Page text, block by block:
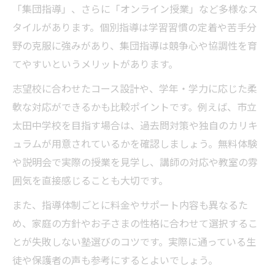
「集団指導」、さらに「オンライン授業」など多様なス
タイルがあります。個別指導は学習習慣の定着や苦手分
野の克服に強みがあり、集団指導は競争心や協調性を育
てやすいというメリットがあります。
志望校に合わせたコース設計や、学年・学力に応じた柔
軟な対応ができるかも比較ポイントです。例えば、市立
太田中学校を目指す場合は、過去問対策や独自のカリキ
ュラムが用意されているかを確認しましょう。無料体験
や説明会で実際の授業を見学し、講師の対応や教室の雰
囲気を直接感じることも大切です。
また、指導体制ごとに料金やサポート内容も異なるた
め、家庭の方針やお子さまの性格に合わせて選択するこ
とが失敗しない塾選びのコツです。実際に通っている生
徒や保護者の声も参考にするとよいでしょう。